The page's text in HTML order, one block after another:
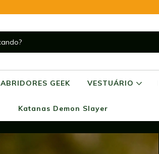
ABRIDORES GEEK VESTUÁRIO
Katanas Demon Slayer